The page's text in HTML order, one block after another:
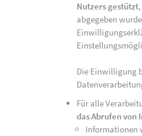
Nutzers gestützt
abgegeben
Die Einwilligung
Für alle
das Abrufen von
Informationen